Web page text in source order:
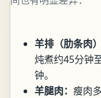
羊排（肋条肉）
炖煮约45分钟
钟。
羊腿肉： 瘦肉